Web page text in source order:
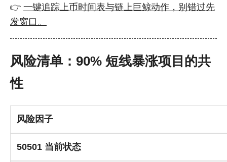
👉 一键追踪上币时间表与链上巨鲸动作，别错过先
发窗口。
风险清单：90% 短线暴涨项目的共
性
风险因子
50501 当前状态